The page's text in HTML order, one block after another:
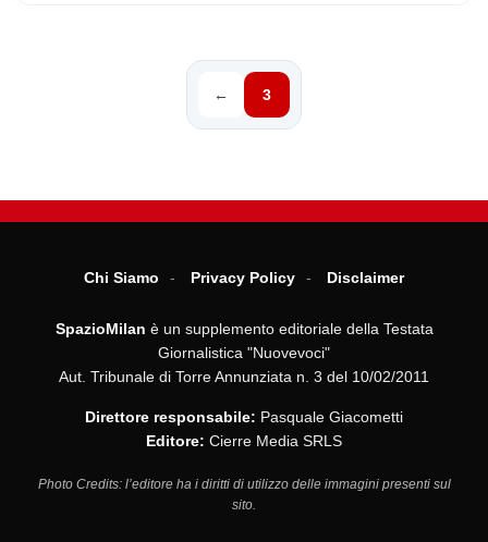
← 3
Chi Siamo Privacy Policy Disclaimer
SpazioMilan è un supplemento editoriale della Testata
Giornalistica "Nuovevoci"
Aut. Tribunale di Torre Annunziata n. 3 del 10/02/2011
Direttore responsabile: Pasquale Giacometti
Editore: Cierre Media SRLS
Photo Credits: l’editore ha i diritti di utilizzo delle immagini presenti sul
sito.